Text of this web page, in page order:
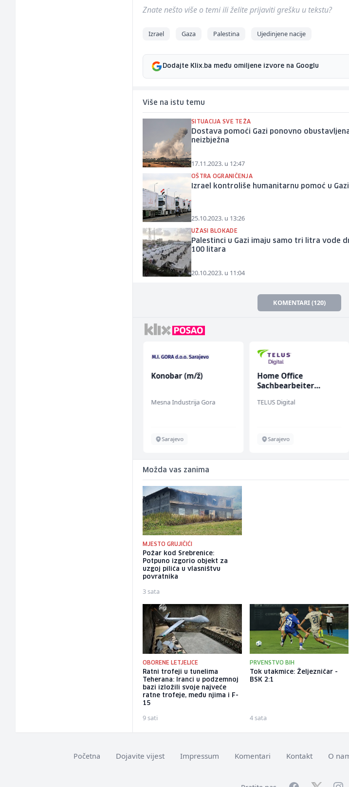
Znate nešto više o temi ili želite prijaviti grešku u tekstu?
Izrael Gaza Palestina Ujedinjene nacije
Dodajte Klix.ba među omiljene izvore na Googlu
Više na istu temu
SITUACIJA SVE TEŽA
Dostava pomoći Gazi ponovno
neizbježna
17.11.2023. u 12:47
OŠTRA OGRANIČENJA
Izrael kontroliše humanitarnu pomoć u
25.10.2023. u 13:26
UŽASI BLOKADE
Palestinci u Gazi imaju samo tri litra vode
100 litara
20.10.2023. u 11:04
KOMENTARI (120)
Konobar (m/ž)
Mesna Industrija Gora
Sarajevo
Home Office
Sachbearbeiter
bekannten deutschen
TELUS Digital
Sarajevo
Možda vas zanima
MJESTO GRUJIČIĆI
Požar kod Srebrenice:
Potpuno izgorio objekt za
uzgoj pilića u vlasništvu
povratnika
3 sata
OBORENE LETJELICE
Ratni trofeji u tunelima
Teherana: Iranci u podzemnoj
bazi izložili svoje najveće
ratne trofeje, među njima i F-
15
9 sati
PRVENSTVO BIH
Tok utakmice: Željezničar -
BSK 2:1
4 sata
Početna Dojavite vijest Impressum Komentari Kontakt O